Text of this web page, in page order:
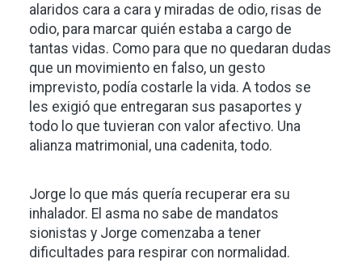
alaridos cara a cara y miradas de odio, risas de
odio, para marcar quién estaba a cargo de
tantas vidas. Como para que no quedaran dudas
que un movimiento en falso, un gesto
imprevisto, podía costarle la vida. A todos se
les exigió que entregaran sus pasaportes y
todo lo que tuvieran con valor afectivo. Una
alianza matrimonial, una cadenita, todo.
Jorge lo que más quería recuperar era su
inhalador. El asma no sabe de mandatos
sionistas y Jorge comenzaba a tener
dificultades para respirar con normalidad.